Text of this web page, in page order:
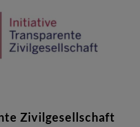
Zivilgesellschaft